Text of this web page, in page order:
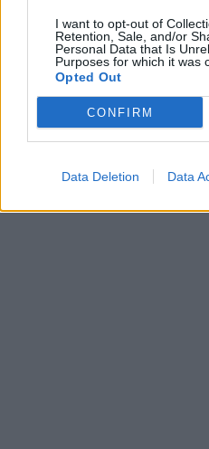
I want to opt-out of
Retention, Sale, and/or
Personal Data that Is
Purposes for which it was
Opted Out
CONFIRM
Data Deletion Data